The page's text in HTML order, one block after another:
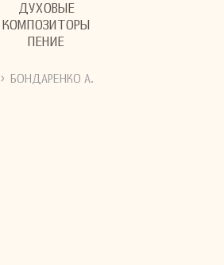
ДУХОВЫЕ
КОМПОЗИТОРЫ
ПЕНИЕ
› БОНДАРЕНКО А.